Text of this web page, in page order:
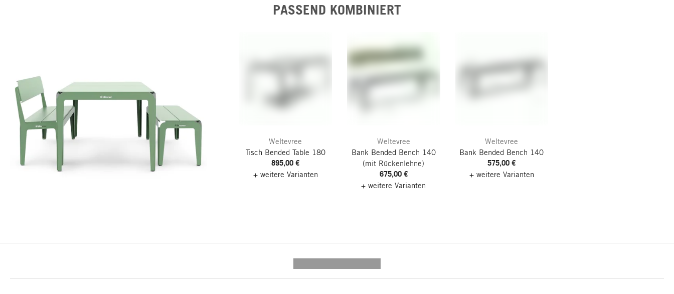
PASSEND KOMBINIERT
Weltevree
Tisch Bended Table 180
895,00 €
+ weitere Varianten
Weltevree
Bank Bended Bench 140
(mit Rückenlehne)
675,00 €
+ weitere Varianten
Weltevree
Bank Bended Bench 140
575,00 €
+ weitere Varianten